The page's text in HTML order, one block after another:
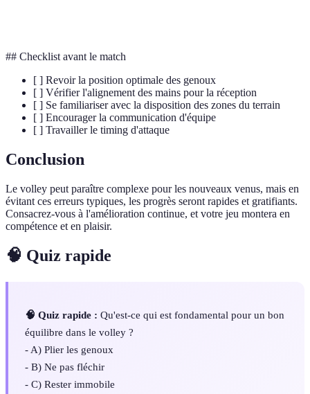
## Checklist avant le match
[ ] Revoir la position optimale des genoux
[ ] Vérifier l'alignement des mains pour la réception
[ ] Se familiariser avec la disposition des zones du terrain
[ ] Encourager la communication d'équipe
[ ] Travailler le timing d'attaque
Conclusion
Le volley peut paraître complexe pour les nouveaux venus, mais en
évitant ces erreurs typiques, les progrès seront rapides et gratifiants.
Consacrez-vous à l'amélioration continue, et votre jeu montera en
compétence et en plaisir.
🧠 Quiz rapide
🧠 Quiz rapide : Qu'est-ce qui est fondamental pour un bon
équilibre dans le volley ?
- A) Plier les genoux
- B) Ne pas fléchir
- C) Rester immobile